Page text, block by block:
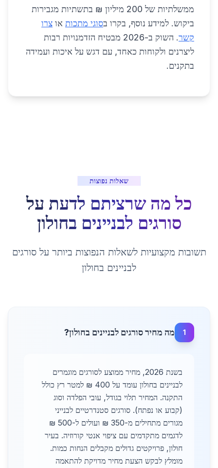
ממשלתיות של 200 מיליון ₪ בתשתיות מגבירות
ביקוש. למידע נוסף, בקרו בסוגי מתכות או צרו
קשר
. השוק ב-2026 מבטיח הזדמנויות רבות
ליצרנים ולקוחות כאחד, עם דגש על איכות ועמידה
בתקנים.
שאלות נפוצות
כל מה שרציתם לדעת על
סורגים לבניינים בחולון
תשובות מקצועיות לשאלות הנפוצות ביותר עלסורגים
לבניינים בחולון
1 מה מחיר סורגים לבניינים בחולון?
בשנת 2026, מחיר ממוצע לסורגים מוגמרים
לבניינים בחולון עומד על 400 ₪ למטר רץ כולל
התקנה. המחיר תלוי בגודל, עובי הפלדה וסוג
(קבוע או נפתח). סורגים סטנדרטיים לבנייני
מגורים מתחילים מ-350 ₪ ועולים ל-500 ₪
לדגמים מתקדמים עם ציפוי אנטי קורוזיה. בעיר
חולון, פרויקטים גדולים מקבלים הנחות כמות.
מומלץ לבקש הצעת מחיר מדויקת להתאמה